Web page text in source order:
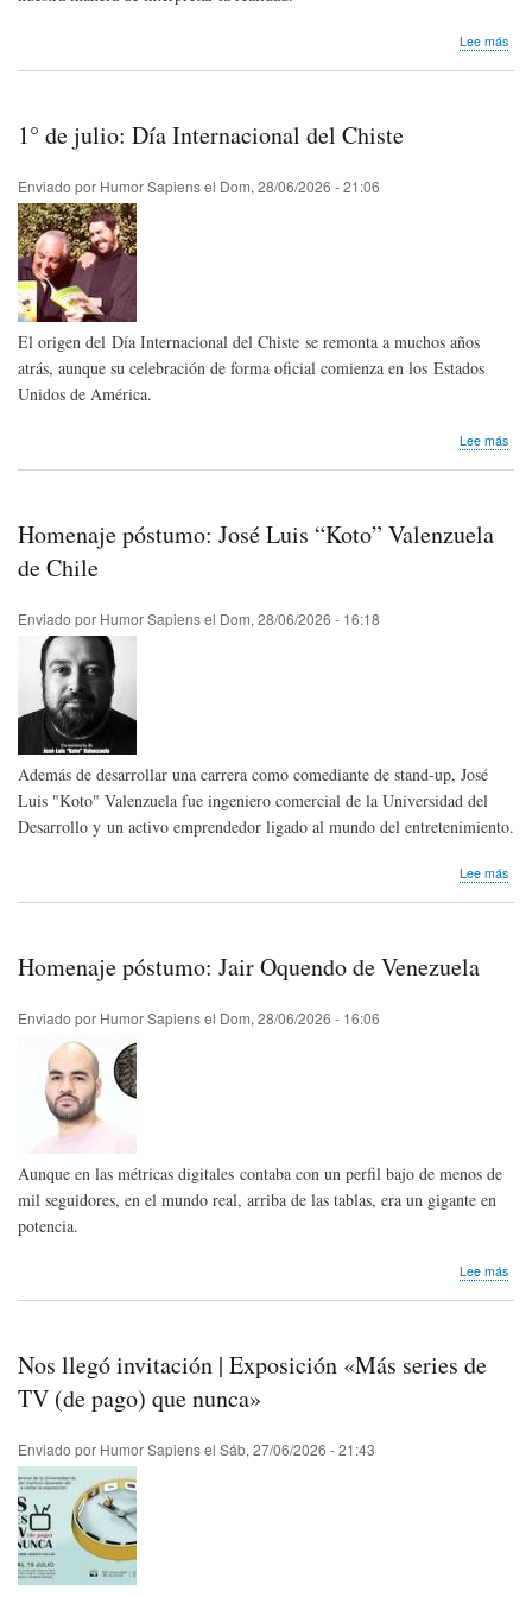
Lee más
1° de julio: Día Internacional del Chiste
Enviado por Humor Sapiensel Dom, 28/06/2026 - 21:06
El origen del Día Internacional del Chiste se remonta a muchos años
atrás, aunque su celebración de forma oficial comienza en los Estados
Unidos de América.
Lee más
Homenaje póstumo: José Luis “Koto” Valenzuela
de Chile
Enviado por Humor Sapiensel Dom, 28/06/2026 - 16:18
Además de desarrollar una carrera como comediante de stand-up, José
Luis "Koto" Valenzuela fue ingeniero comercial de la Universidad del
Desarrollo y un activo emprendedor ligado al mundo del entretenimiento.
Lee más
Homenaje póstumo: Jair Oquendo de Venezuela
Enviado por Humor Sapiensel Dom, 28/06/2026 - 16:06
Aunque en las métricas digitales contaba con un perfil bajo de menos de
mil seguidores, en el mundo real, arriba de las tablas, era un gigante en
potencia.
Lee más
Nos llegó invitación | Exposición «Más series de
TV (de pago) que nunca»
Enviado por Humor Sapiensel Sáb, 27/06/2026 - 21:43